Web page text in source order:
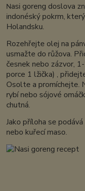
Nasi goreng doslova
indonéský pokrm,
Holandsku.
Rozehřejte olej na
usmažte do růžova.
česnek nebo zázvor,
porce 1 lžička) ,
Osolte a promíchejte.
rybí nebo sójové
chutná.
Jako příloha se
nebo kuřecí maso.